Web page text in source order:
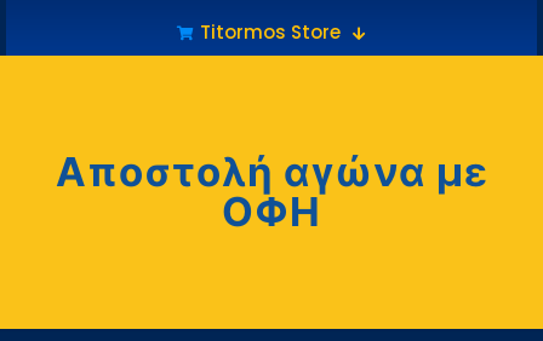
Titormos Store
Αποστολή αγώνα με
ΟΦΗ